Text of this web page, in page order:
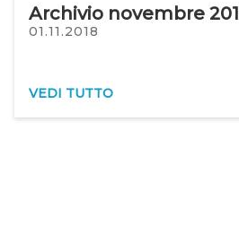
Archivio novembre
01.11.2018
VEDI TUTTO